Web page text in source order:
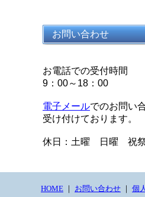
お問い合わせ
お電話での受付時間
9：00～18：00
電子メールでのお問い
受け付けております。
休日：土曜 日曜 祝
HOME ｜ お問い合わせ ｜ 個